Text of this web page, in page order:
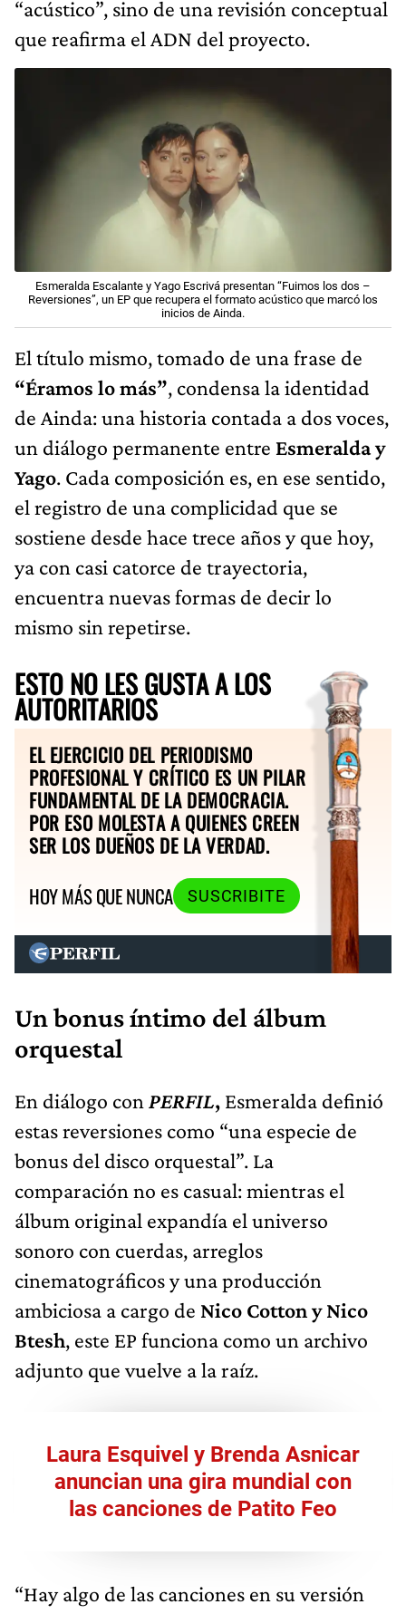
“acústico”, sino de una revisión conceptual
que reafirma el ADN del proyecto.
Esmeralda Escalante y Yago Escrivá presentan “Fuimos los dos –
Reversiones”, un EP que recupera el formato acústico que marcó los
inicios de Ainda.
El título mismo, tomado de una frase de
“Éramos lo más”, condensa la identidad
de Ainda: una historia contada a dos voces,
un diálogo permanente entre Esmeralda y
Yago. Cada composición es, en ese sentido,
el registro de una complicidad que se
sostiene desde hace trece años y que hoy,
ya con casi catorce de trayectoria,
encuentra nuevas formas de decir lo
mismo sin repetirse.
ESTO NO LES GUSTA A LOS
AUTORITARIOS
EL EJERCICIO DEL PERIODISMO
PROFESIONAL Y CRÍTICO ES UN PILAR
FUNDAMENTAL DE LA DEMOCRACIA.
POR ESO MOLESTA A QUIENES CREEN
SER LOS DUEÑOS DE LA VERDAD.
HOY MÁS QUE NUNCA
SUSCRIBITE
Un bonus íntimo del álbum
orquestal
En diálogo con PERFIL, Esmeralda definió
estas reversiones como “una especie de
bonus del disco orquestal”. La
comparación no es casual: mientras el
álbum original expandía el universo
sonoro con cuerdas, arreglos
cinematográficos y una producción
ambiciosa a cargo de Nico Cotton y Nico
Btesh, este EP funciona como un archivo
adjunto que vuelve a la raíz.
Laura Esquivel y Brenda Asnicar
anuncian una gira mundial con
las canciones de Patito Feo
“Hay algo de las canciones en su versión